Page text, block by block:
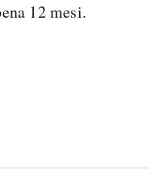
12 mesi.